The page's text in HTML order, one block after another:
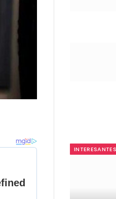
INTERESANTES